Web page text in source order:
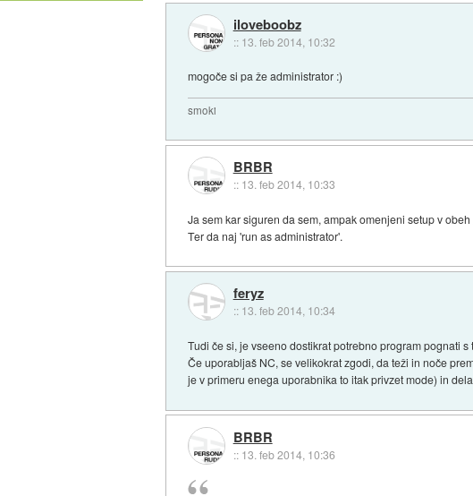
iloveboobz
:: 13. feb 2014, 10:32
mogoče si pa že administrator :)
smoki
BRBR
:: 13. feb 2014, 10:33
Ja sem kar siguren da sem, ampak omenjeni setup v
Ter da naj 'run as administrator'.
feryz
:: 13. feb 2014, 10:34
Tudi če si, je vseeno dostikrat potrebno program pognati s
Če uporabljaš NC, se velikokrat zgodi, da teži in noče
je v primeru enega uporabnika to itak privzet mode) in dela
BRBR
:: 13. feb 2014, 10:36